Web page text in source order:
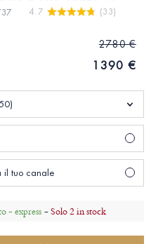
4.7 (33)
2780 €
1390 €
il tuo canale
- express -Solo 2 in stock